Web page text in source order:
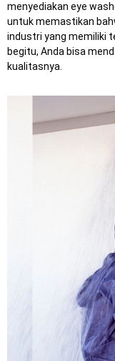
menyediakan eye
untuk memastikan
industri yang memiliki
begitu, Anda bisa
kualitasnya.